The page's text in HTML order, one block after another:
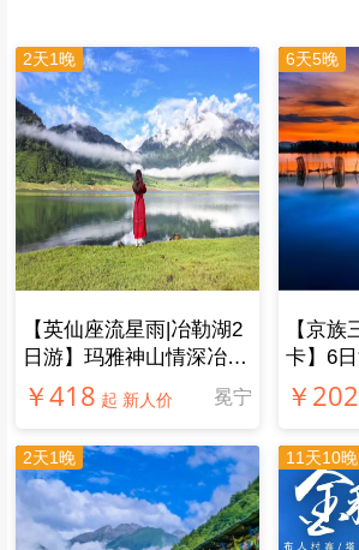
负责，还帮忙拍了很多美照！
吴敏 5.0
行程安排：很满意 描述相符：
司车服务：很满意 领队服务：
洪源领队特别负责！不仅提前清晰讲
山注意事项，还耐心教大家正确使用
帮我们拍氛围感美照，甚至会贴心帮
能又暖心
冷暖自知 5.0
行程安排：很满意 描述相符：
天空不做美没有看到